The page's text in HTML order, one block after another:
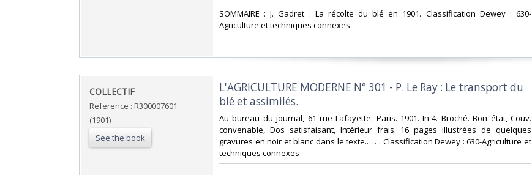
‎SOMMAIRE : J. Gadret : La récolte du blé en 1901. Classification Dewey : 630-
Agriculture et techniques connexes‎
‎COLLECTIF‎
Reference : R300007601
(1901)
See the book
‎L'AGRICULTURE MODERNE N° 301 - P. Le Ray : Le transport du
blé et assimilés. ‎
‎Au bureau du journal, 61 rue Lafayette, Paris. 1901. In-4. Broché. Bon état, Couv.
convenable, Dos satisfaisant, Intérieur frais. 16 pages illustrées de quelques
gravures en noir et blanc dans le texte.. . . . Classification Dewey : 630-Agriculture et
techniques connexes‎